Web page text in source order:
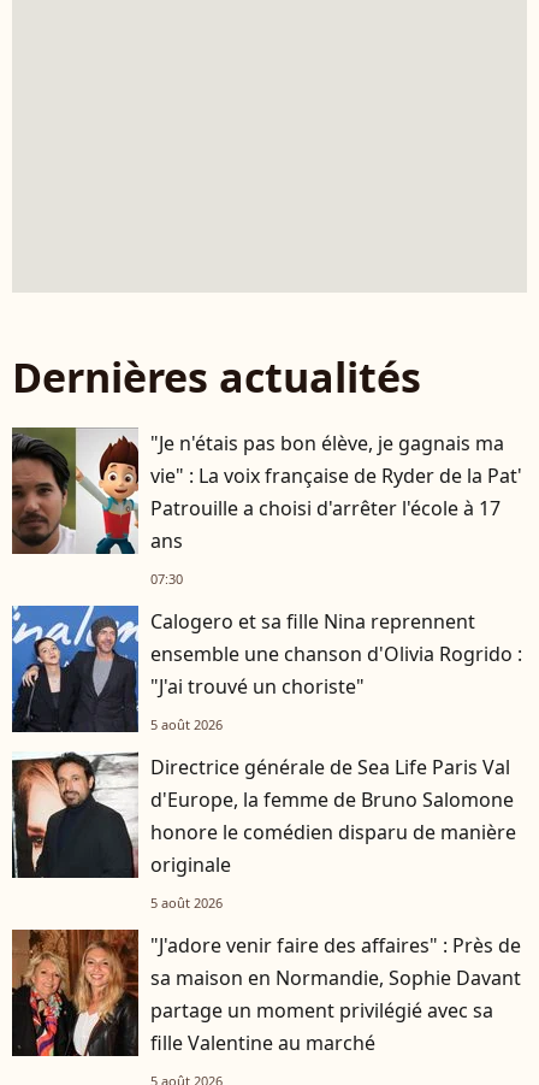
Dernières actualités
"Je n'étais pas bon élève, je gagnais ma
vie" : La voix française de Ryder de la Pat'
Patrouille a choisi d'arrêter l'école à 17
ans
07:30
Calogero et sa fille Nina reprennent
ensemble une chanson d'Olivia Rogrido :
"J'ai trouvé un choriste"
5 août 2026
Directrice générale de Sea Life Paris Val
d'Europe, la femme de Bruno Salomone
honore le comédien disparu de manière
originale
5 août 2026
"J'adore venir faire des affaires" : Près de
sa maison en Normandie, Sophie Davant
partage un moment privilégié avec sa
fille Valentine au marché
5 août 2026